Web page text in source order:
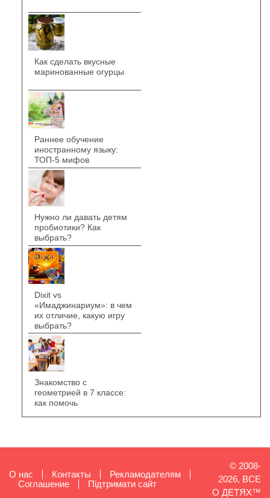
Как сделать вкусные
маринованные огурцы
Раннее обучение
иностранному языку:
ТОП-5 мифов
Нужно ли давать детям
пробиотики? Как
выбрать?
Dixit vs
«Имаджинариум»: в чем
их отличие, какую игру
выбрать?
Знакомство с
геометрией в 7 классе:
как помочь
О нас Контакты
Рекламодателям
Cоглашение
Підтримати сайт
© 2008-
2026, ВСЕ
О ДЕТЯХ™